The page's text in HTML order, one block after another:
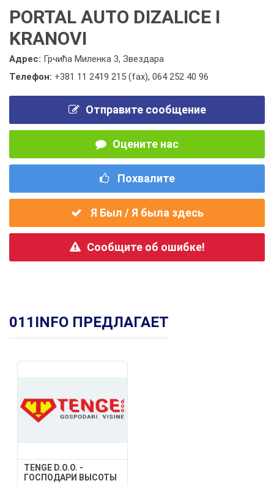
PORTAL AUTO DIZALICE I
KRANOVI
Адрес: Грчића Миленка 3, Звездара
Телефон: +381 11 2419 215 (fax), 064 252 40 96
Отправите сообщение
Оцените нас
Похвалите
Я Был / Я была здесь
Сообщите об ошибке!
011INFO ПРЕДЛАГАЕТ
TENGE D.O.O. -
ГОСПОДАРИ ВЫСОТЫ